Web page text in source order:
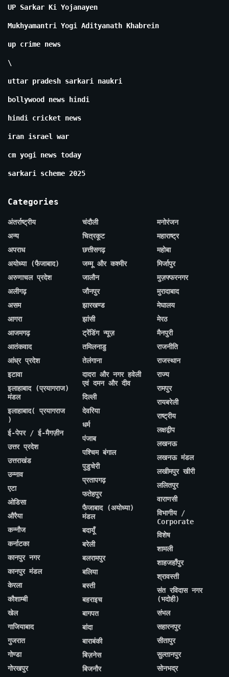
UP Sarkar Ki Yojanayen
Mukhyamantri Yogi Adityanath Khabrein
up crime news
\
uttar pradesh sarkari naukri
bollywood news hindi
hindi cricket news
iran israel war
cm yogi news today
sarkari scheme 2025
Categories
अंतर्राष्ट्रीय
अन्य
अपराध
अयोध्या (फैजाबाद)
अरुणाचल प्रदेश
अलीगढ़
असम
आगरा
आजमगढ़
आतंकवाद
आंध्र प्रदेश
इटावा
इलाहाबाद (प्रयागराज)
मंडल
इलाहाबाद( प्रयागराज
)
ई-पेपर / ई-मैगज़ीन
उत्तर प्रदेश
उत्तराखंड
उन्नाव
एटा
ओडिसा
औरैया
कन्नौज
कर्नाटका
कानपुर नगर
कानपुर मंडल
केरला
कौशाम्बी
खेल
गाजियाबाद
गुजरात
गोण्डा
गोरखपुर
चंदौली
चित्रकूट
छत्तीसगढ़
जम्मू और कश्मीर
जालौन
जौनपुर
झारखण्ड
झांसी
ट्रेंडिंग न्यूज़
तमिलनाडु
तेलंगाना
दादरा और नगर हवेली
एवं दमन और दीव
दिल्ली
देवरिया
धर्म
पंजाब
पश्चिम बंगाल
पुडुचेरी
प्रतापगढ़
फतेहपुर
फैजाबाद (अयोध्या)
मंडल
बदायूँ
बरेली
बलरामपुर
बलिया
बस्ती
बहराइच
बागपत
बांदा
बाराबंकी
बिज़नेस
बिजनौर
मनोरंजन
महाराष्ट्र
महोबा
मिर्जापुर
मुज़फ्फरनगर
मुरादाबाद
मेघालय
मेरठ
मैनपुरी
राजनीति
राजस्थान
राज्य
रामपुर
रायबरेली
राष्ट्रीय
लक्षद्वीप
लखनऊ
लखनऊ मंडल
लखीमपुर खीरी
ललितपुर
वाराणसी
विभागीय /
Corporate
विशेष
शामली
शाहजहाँपुर
श्रावस्ती
संत रविदास नगर
(भदोही)
संभल
सहारनपुर
सीतापुर
सुल्तानपुर
सोनभद्र